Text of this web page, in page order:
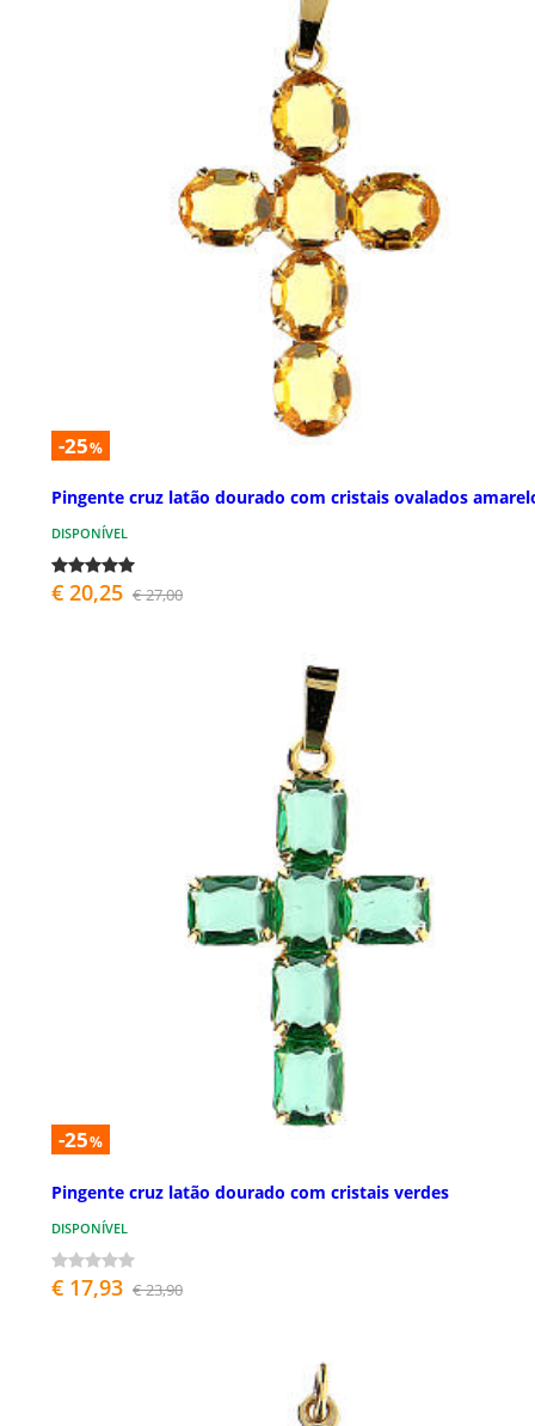
-25%
Pingente cruz latão dourado com cristais ovalados
DISPONÍVEL
€ 20,25 € 27,00
-25%
Pingente cruz latão dourado com cristais verdes
DISPONÍVEL
€ 17,93 € 23,90